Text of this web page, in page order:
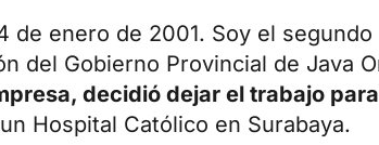
de enero de 2001. Soy el
del Gobierno Provincial de Java
decidió dejar el trabajo
Hospital Católico en Surabaya.